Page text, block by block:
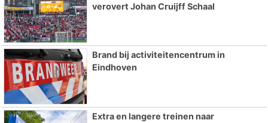
verovert Johan Cruijff Schaal
Brand bij activiteitencentrum in
Eindhoven
Extra en langere treinen naar